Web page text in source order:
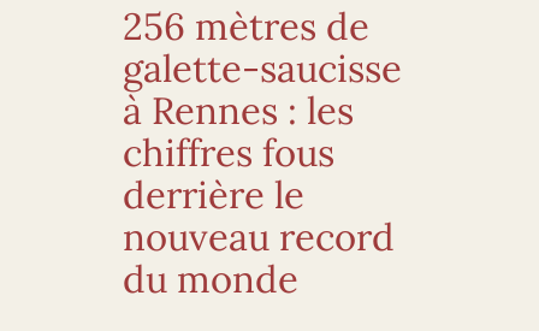
256 mètres de
galette-saucisse
à Rennes : les
chiffres fous
derrière le
nouveau record
du monde